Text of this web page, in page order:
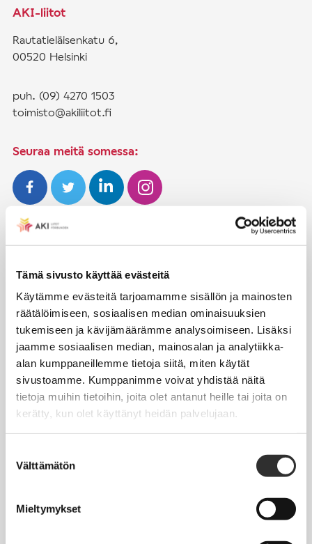
Tämä sivusto käyttää evästeitä
Käytämme evästeitä tarjoamamme sisällön ja mainosten
räätälöimiseen, sosiaalisen median ominaisuuksien
tukemiseen ja kävijämäärämme analysoimiseen. Lisäksi
jaamme sosiaalisen median, mainosalan ja analytiikka-
alan kumppaneillemme tietoja siitä, miten käytät
sivustoamme. Kumppanimme voivat yhdistää näitä
tietoja muihin tietoihin, joita olet antanut heille tai joita on
kerätty, kun olet käyttänyt heidän palvelujaan.
valinta
Välttämätön
Mieltymykset
AKI-liitot
Rautatieläisenkatu 6,
00520 Helsinki
puh. (09) 4270 1503
toimisto@akiliitot.fi
Seuraa meitä somessa:
Henkilöjäsenyys
Liittojäsenyys
Jäsenmaksujen työnantajaperintä
Jäsentietojen päivittäminen
Matkalaskut
AJANKOHTAISTA